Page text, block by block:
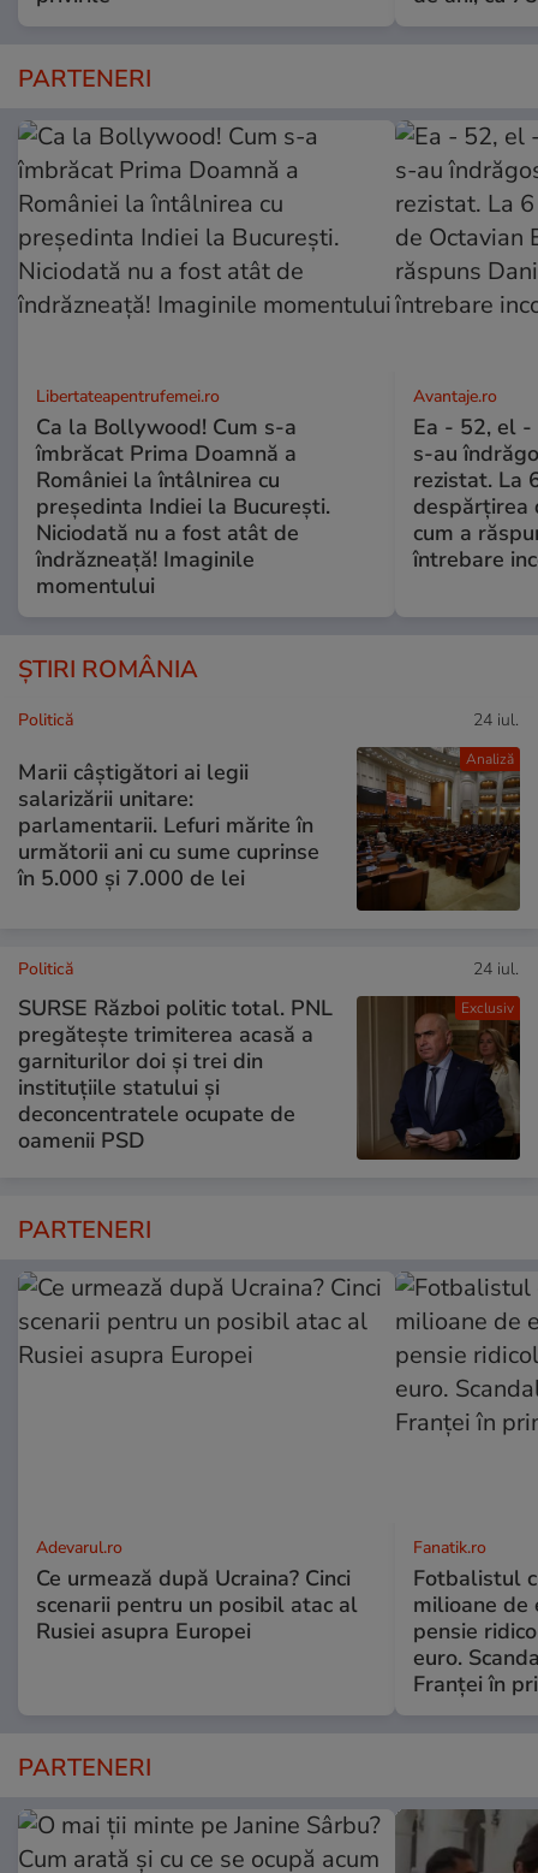
PARTENERI
Libertateapentrufemei.ro
Ca la Bollywood! Cum s-a
îmbrăcat Prima Doamnă a
României la întâlnirea cu
președinta Indiei la București.
Niciodată nu a fost atât de
îndrăzneață! Imaginile
momentului
Avantaje.ro
Ea - 52, el -
s-au
rezistat. La
despărțirea
cum a
întrebare
ȘTIRI ROMÂNIA
Analiză
Politică 24 iul.
Marii câștigători ai legii
salarizării unitare:
parlamentarii. Lefuri mărite în
următorii ani cu sume cuprinse
în 5.000 și 7.000 de lei
Exclusiv
Politică 24 iul.
SURSE Război politic total. PNL
pregătește trimiterea acasă a
garniturilor doi și trei din
instituțiile statului și
deconcentratele ocupate de
oamenii PSD
PARTENERI
Adevarul.ro
Ce urmează după Ucraina? Cinci
scenarii pentru un posibil atac al
Rusiei asupra Europei
Fanatik.ro
Fotbalistul
milioane de
pensie
euro.
Franței în
PARTENERI